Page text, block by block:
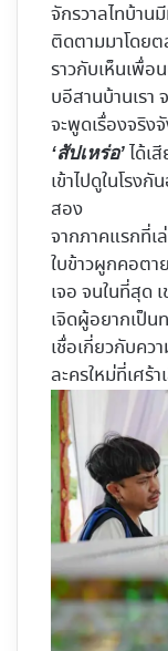
จักรวาลไทบ้า
ติดตามมาโดยต
ราวกับเห็นเพื่
บอีสานบ้านเรา
จะพูดเรื่องจริง
‘สัปเหร่อ’ ได้เ
เข้าไปดูในโรง
สอง
จากภาคแรกที่เ
ใบข้าวผูกคอต
เจอ จนในที่สุด
เจิดผู้อยากเป็
เชื่อเกี่ยวกับคว
ละครใหม่ที่เศร้